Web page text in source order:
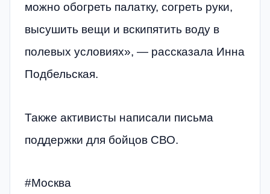
можно обогреть палатку, согреть руки,
высушить вещи и вскипятить воду в
полевых условиях», — рассказала Инна
Подбельская.
Также активисты написали письма
поддержки для бойцов СВО.
#Москва